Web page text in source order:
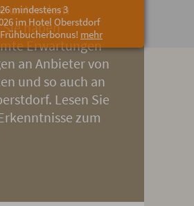
mindestens 3
im Hotel Oberstdorf
mehr
unter dem
haben
Erwartungen
an Anbieter von
und so auch an
Lesen Sie
zum